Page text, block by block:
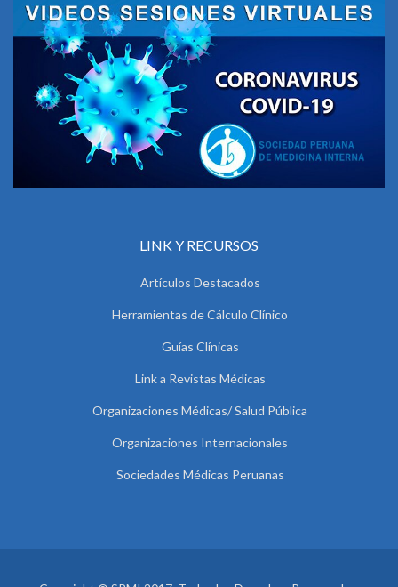
LINK Y RECURSOS
Artículos Destacados
Herramientas de Cálculo Clínico
Guías Clínicas
Link a Revistas Médicas
Organizaciones Médicas/ Salud Pública
Organizaciones Internacionales
Sociedades Médicas Peruanas